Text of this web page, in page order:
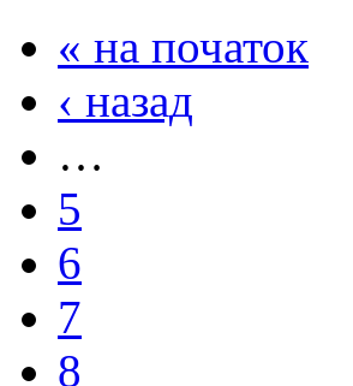
« на початок
‹ назад
…
5
6
7
8